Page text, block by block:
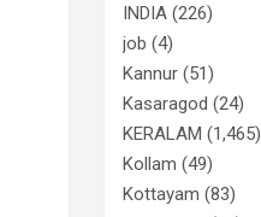
INDIA (226)
job (4)
Kannur (51)
Kasaragod (24)
KERALAM (1,465)
Kollam (49)
Kottayam (83)